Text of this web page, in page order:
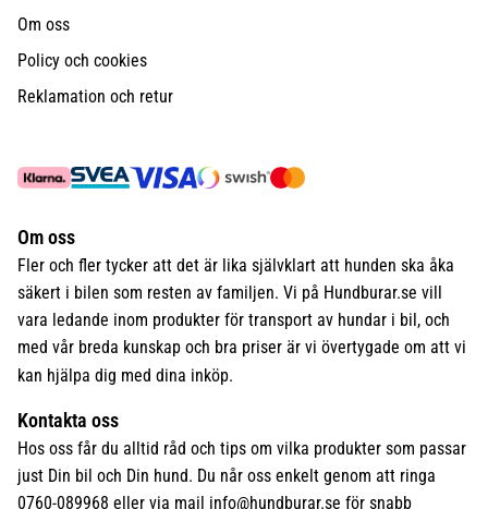
Om oss
Policy och cookies
Reklamation och retur
Om oss
Fler och fler tycker att det är lika självklart att hunden ska åka
säkert i bilen som resten av familjen. Vi på Hundburar.se vill
vara ledande inom produkter för transport av hundar i bil, och
med vår breda kunskap och bra priser är vi övertygade om att vi
kan hjälpa dig med dina inköp.
Kontakta oss
Hos oss får du alltid råd och tips om vilka produkter som passar
just Din bil och Din hund. Du når oss enkelt genom att ringa
0760-089968 eller via mail info@hundburar.se för snabb